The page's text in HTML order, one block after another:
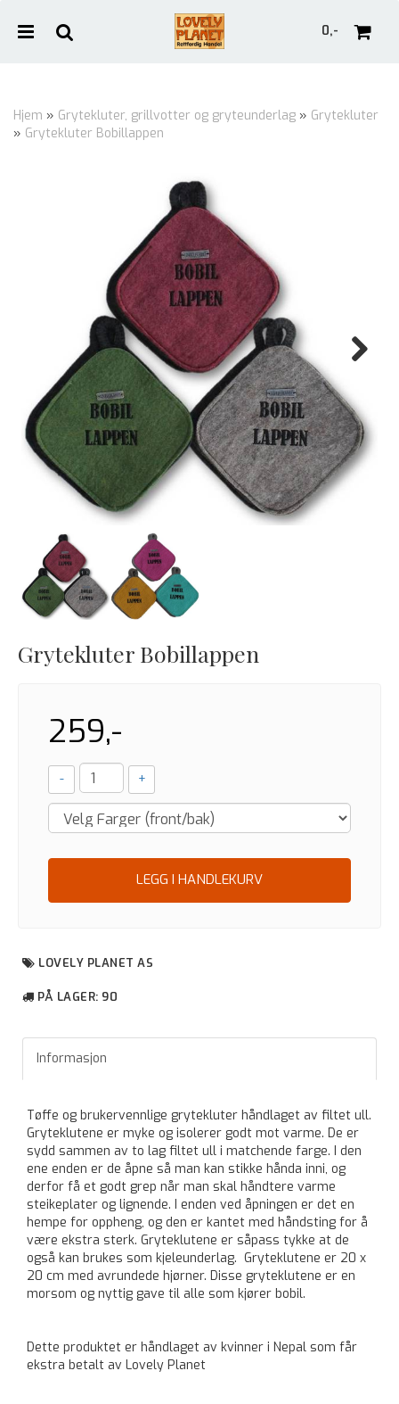
0,-
Hjem » Grytekluter, grillvotter og gryteunderlag » Grytekluter
» Grytekluter Bobillappen
Grytekluter Bobillappen
259,-
- +
LEGG I HANDLEKURV
LOVELY PLANET AS
PÅ LAGER: 90
Informasjon
Tøffe og brukervennlige grytekluter håndlaget av filtet ull.
Gryteklutene er myke og isolerer godt mot varme. De er
sydd sammen av to lag filtet ull i matchende farge. I den
ene enden er de åpne så man kan stikke hånda inni, og
derfor få et godt grep når man skal håndtere varme
steikeplater og lignende. I enden ved åpningen er det en
hempe for oppheng, og den er kantet med håndsting for å
være ekstra sterk. Gryteklutene er såpass tykke at de
også kan brukes som kjeleunderlag. Gryteklutene er 20 x
20 cm med avrundede hjørner. Disse gryteklutene er en
morsom og nyttig gave til alle som kjører bobil.
Dette produktet er håndlaget av kvinner i Nepal som får
ekstra betalt av Lovely Planet